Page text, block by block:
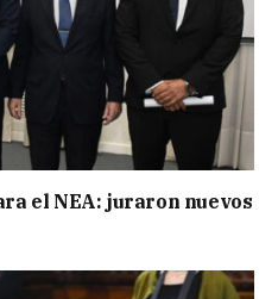
el NEA: juraron nuevos